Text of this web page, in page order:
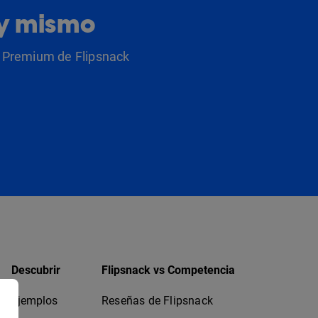
mismo
de Flipsnack
Descubrir
Ejemplos
Flipsnack vs Competencia
Reseñas de Flipsnack